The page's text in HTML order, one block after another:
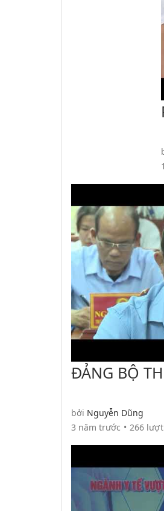
ĐẢNG BỘ
CHÍNH TRỊ
bởi Nguyễn Dũng
3 năm trước
266